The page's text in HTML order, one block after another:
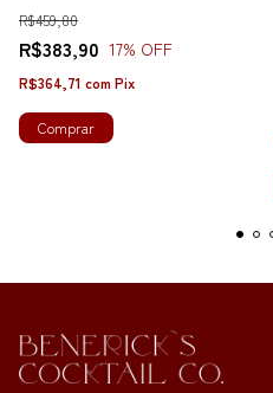
R$383,90
R$459,80
17% OFF
R$364,71 com Pix
Comprar